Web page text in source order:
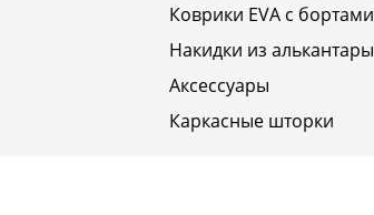
Коврики EVA c бортами
Накидки из алькантары
Аксессуары
Каркасные шторки